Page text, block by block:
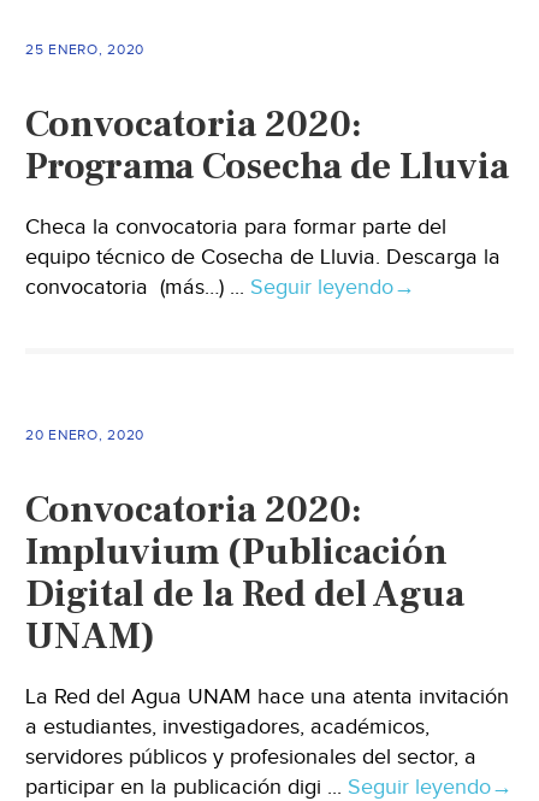
25 ENERO, 2020
Convocatoria 2020:
Programa Cosecha de Lluvia
Checa la convocatoria para formar parte del
equipo técnico de Cosecha de Lluvia. Descarga la
convocatoria (más…) ... Seguir leyendo→
20 ENERO, 2020
Convocatoria 2020:
Impluvium (Publicación
Digital de la Red del Agua
UNAM)
La Red del Agua UNAM hace una atenta invitación
a estudiantes, investigadores, académicos,
servidores públicos y profesionales del sector, a
participar en la publicación digi ... Seguir leyendo→